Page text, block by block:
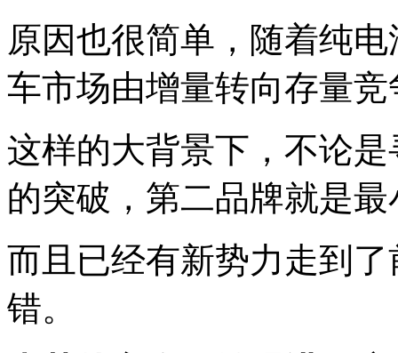
原因也很简单，随着纯
车市场由增量转向存量竞
这样的大背景下，不论
的突破，第二品牌就是
而且已经有新势力走到
错。